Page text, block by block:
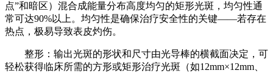
点”和暗区）混合成能量分布高度均匀的矩形光斑，均匀性通
常可达90%以上。均匀性是确保治疗安全性的关键——若存在
热点，极易导致表皮灼伤。
整形：输出光斑的形状和尺寸由光导棒的横截面决定，可
轻松获得临床所需的方形或矩形治疗光斑（如12mm×12mm、